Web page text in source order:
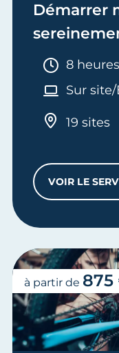
Démarrer
Durée :
8 heures
Sur
19 sites
VOIR LE
à partir de 875